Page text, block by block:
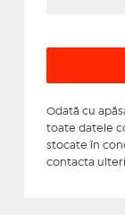
Odată cu
toate datele
stocate în
contacta